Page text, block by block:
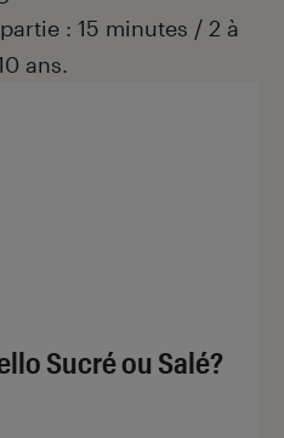
: 15 minutes / 2 à
ans.
Sucré ou Salé?